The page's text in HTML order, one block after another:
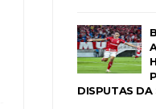
DISPUTAS DA